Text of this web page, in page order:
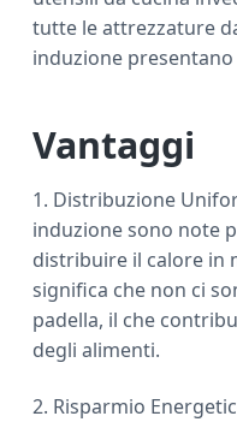
tutte le attrezzature
induzione
Vantaggi
1. Distribuzione
induzione sono note
distribuire il calore in
significa che non ci
padella, il che
degli alimenti.
2. Risparmio